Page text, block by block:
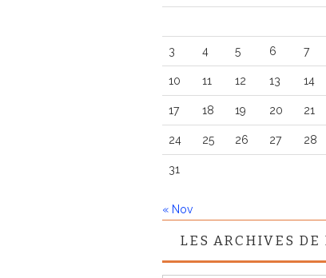
3 4 5 6 7
10 11 12 13 14
17 18 19 20 21
24 25 26 27 28
31
« Nov
LES ARCHIVES DE